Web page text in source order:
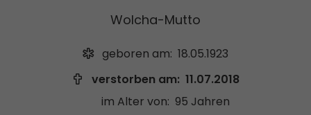
Wolcha-Mutto
geboren am: 18.05.1923
verstorben am: 11.07.2018
im Alter von: 95 Jahren